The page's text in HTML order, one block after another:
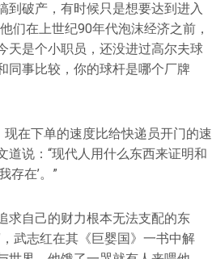
到破产，有时候只是想要达到进入
们在上世纪90年代泡沫经济之前，
天是个小职员，还没进过高尔夫球
同事比较，你的球杆是哪个厂牌
在下单的速度比给快递员开门的速
说：“现代人用什么东西来证明和
存在’。”
求自己的财力根本无法支配的东
武志红在其《巨婴国》一书中解